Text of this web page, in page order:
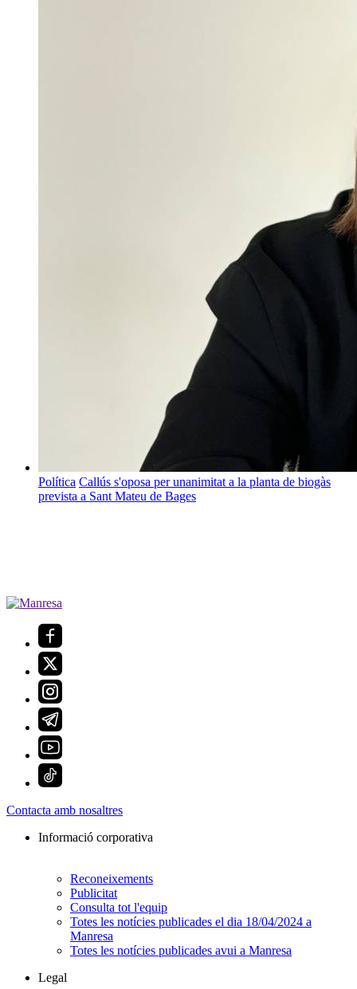
Política Callús s'oposa per unanimitat a la planta de biogàs
prevista a Sant Mateu de Bages
Contacta amb nosaltres
Informació corporativa
Reconeixements
Publicitat
Consulta tot l'equip
Totes les notícies publicades el dia 18/04/2024 a
Manresa
Totes les notícies publicades avui a Manresa
Legal